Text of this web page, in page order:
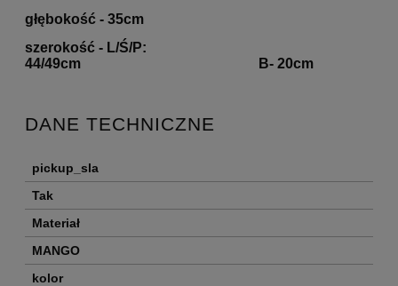
głębokość - 35cm
szerokość - L/Ś/P:
44/49cm B- 20cm
DANE TECHNICZNE
pickup_sla
Tak
Materiał
MANGO
kolor